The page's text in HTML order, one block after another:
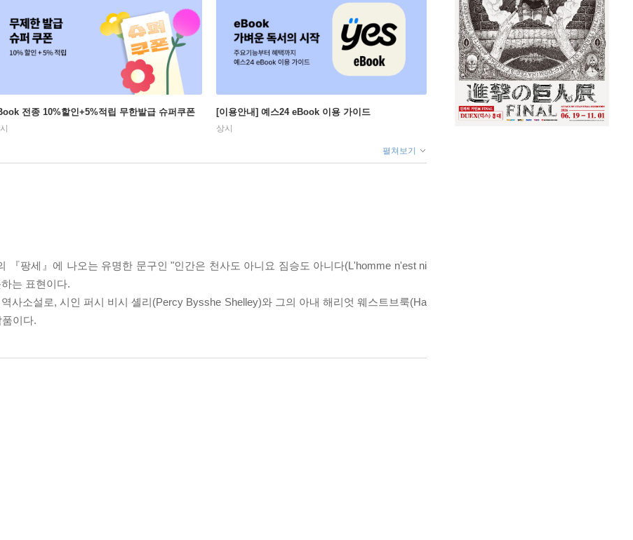
전종 10%할인+5%적립 무한발급 슈퍼쿠폰 [이용안내] 예스24 eBook 이용 가이드
상시
펼쳐보기
『팡세』에 나오는 유명한 문구인 "인간은 천사도 아니요 짐승도 아니다(L'homme n'est ni
는 표현이다.
사소설로, 시인 퍼시 비시 셸리(Percy Bysshe Shelley)와 그의 아내 해리엇 웨스트브룩(Ha
이다.